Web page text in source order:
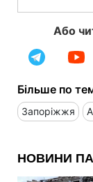
Або
Більше по
Запоріжжя